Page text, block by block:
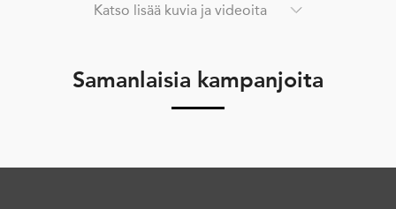
Katso lisää kuvia ja videoita
Samanlaisia kampanjoita